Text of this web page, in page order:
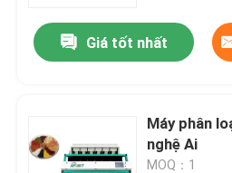
Giá tốt nhất
Máy phân
nghệ Ai
MOQ：1